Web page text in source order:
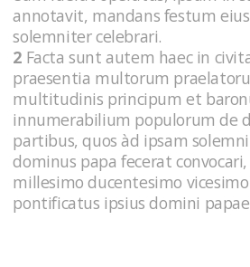
annotavit, mandans festum
solemniter celebrari.
2 Facta sunt autem haec in
praesentia multorum
multitudinis principum et
innumerabilium populorum de
partibus, quos àd ipsam
dominus papa fecerat
millesimo ducentesimo
pontificatus ipsius domini